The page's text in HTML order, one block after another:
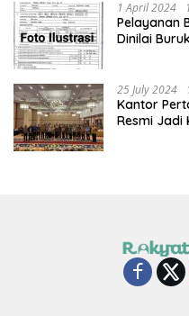
1 April 2024
Pelayanan
Dinilai
25 July 2024
Kantor
Resmi Jadi